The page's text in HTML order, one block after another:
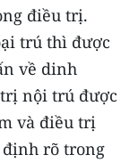
điều trị.
trú thì được
về dinh
nội trú được
và điều trị
định rõ trong